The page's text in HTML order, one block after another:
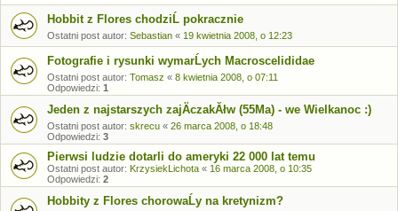
Hobbit z Flores chodziĹ pokracznie
Ostatni post autor: Sebastian « 19 kwietnia 2008, o 12:23
Fotografie i rysunki wymarĹych Macroscelididae
Ostatni post autor: Tomasz « 8 kwietnia 2008, o 07:11
Odpowiedzi: 1
Jeden z najstarszych zajÄczakĂłw (55Ma) - we Wielkanoc :)
Ostatni post autor: skrecu « 26 marca 2008, o 18:48
Odpowiedzi: 3
Pierwsi ludzie dotarli do ameryki 22 000 lat temu
Ostatni post autor: KrzysiekLichota « 16 marca 2008, o 10:35
Odpowiedzi: 2
Hobbity z Flores chorowaĹy na kretynizm?